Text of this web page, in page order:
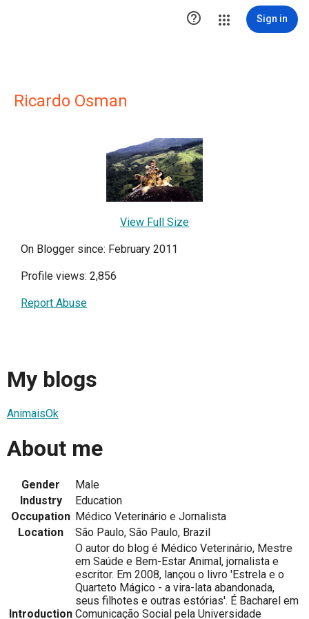
 Sign in
Ricardo Osman
View Full Size
On Blogger since: February 2011
Profile views: 2,856
Report Abuse
My blogs
AnimaisOk
About me
Gender
Male
Industry
Education
Occupation Médico Veterinário e Jornalista
Location
São Paulo, São Paulo, Brazil
Introduction
O autor do blog é Médico Veterinário, Mestre
em Saúde e Bem-Estar Animal, jornalista e
escritor. Em 2008, lançou o livro 'Estrela e o
Quarteto Mágico - a vira-lata abandonada,
seus filhotes e outras estórias'. É Bacharel em
Comunicação Social pela Universidade